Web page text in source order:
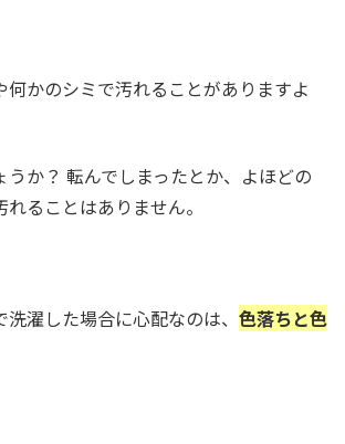
何かのシミで汚れることがありますよ
か？ 転んでしまったとか、よほどの
ることはありません。
濯した場合に心配なのは、 色落ちと色